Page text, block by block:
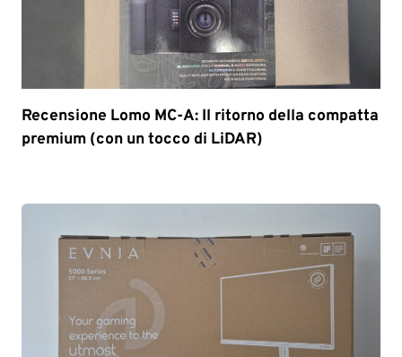
Recensione Lomo MC-A: Il ritorno della compatta
premium (con un tocco di LiDAR)